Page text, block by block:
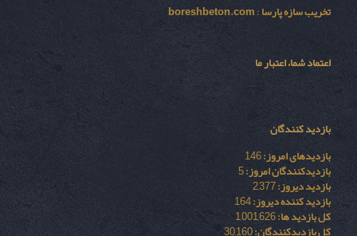
تخریب سازه پارسا:
boreshbeton.com
اعتماد شما، اعتبار ما
بازدید کنندگان
بازدیدهای امروز:146
بازدیدکنندگان امروز:5
بازدید دیروز:2,377
بازدید کننده دیروز:164
کل بازدید ها:1,001,626
کل بازدیدکنند‌گان:30,160